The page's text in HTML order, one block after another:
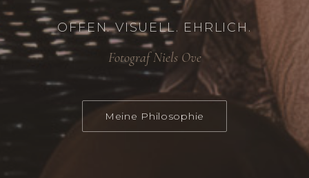
OFFEN. VISUELL. EHRLICH.
Fotograf Niels Ove
Meine Philosophie